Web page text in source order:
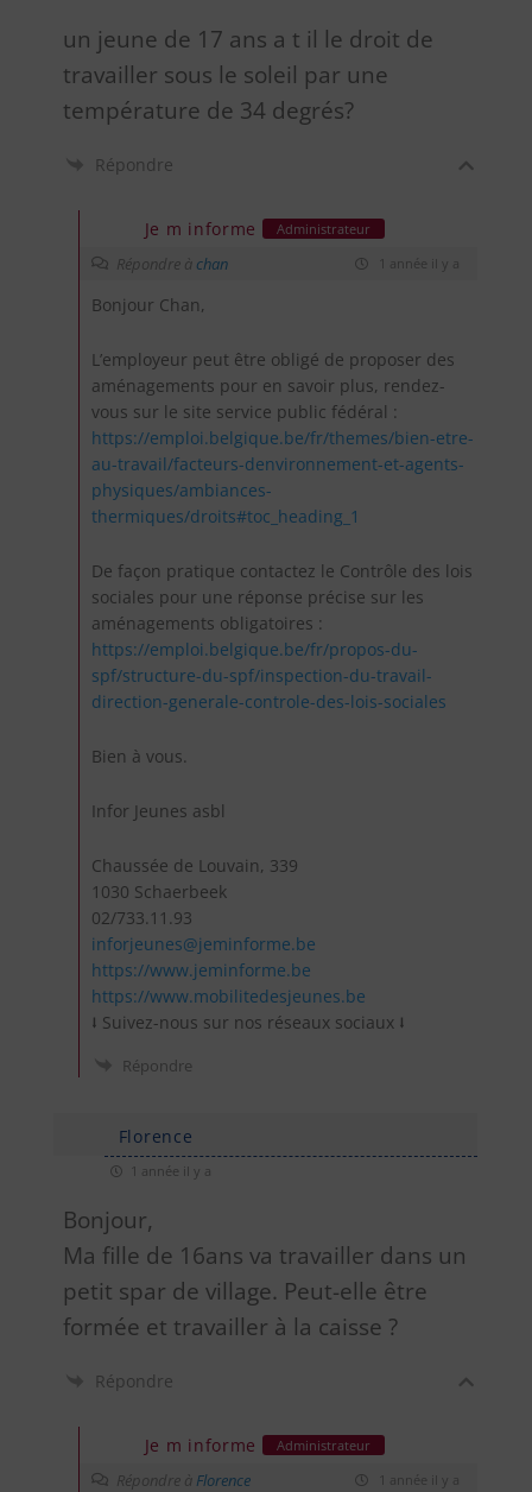
un jeune de 17 ans a t il le droit de
travailler sous le soleil par une
température de 34 degrés?
Répondre
Je m informe Administrateur
Répondre à chan 1 année il y a
Bonjour Chan,
L’employeur peut être obligé de proposer des
aménagements pour en savoir plus, rendez-
vous sur le site service public fédéral :
https://emploi.belgique.be/fr/themes/bien-etre-
au-travail/facteurs-denvironnement-et-agents-
physiques/ambiances-
thermiques/droits#toc_heading_1
De façon pratique contactez le Contrôle des lois
sociales pour une réponse précise sur les
aménagements obligatoires :
https://emploi.belgique.be/fr/propos-du-
spf/structure-du-spf/inspection-du-travail-
direction-generale-controle-des-lois-sociales
Bien à vous.
Infor Jeunes asbl
Chaussée de Louvain, 339
1030 Schaerbeek
02/733.11.93
inforjeunes@jeminforme.be
https://www.jeminforme.be
https://www.mobilitedesjeunes.be
⭣ Suivez-nous sur nos réseaux sociaux ⭣
Répondre
Florence
1 année il y a
Bonjour,
Ma fille de 16ans va travailler dans un
petit spar de village. Peut-elle être
formée et travailler à la caisse ?
Répondre
Je m informe Administrateur
Répondre à Florence 1 année il y a